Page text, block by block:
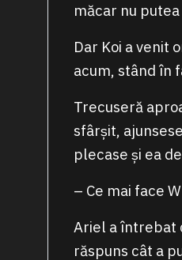
măcar nu
Dar Koi a venit
acum, stând în
Trecuseră
sfârșit,
plecase și ea
– Ce mai face
Ariel a întrebat
răspuns cât a